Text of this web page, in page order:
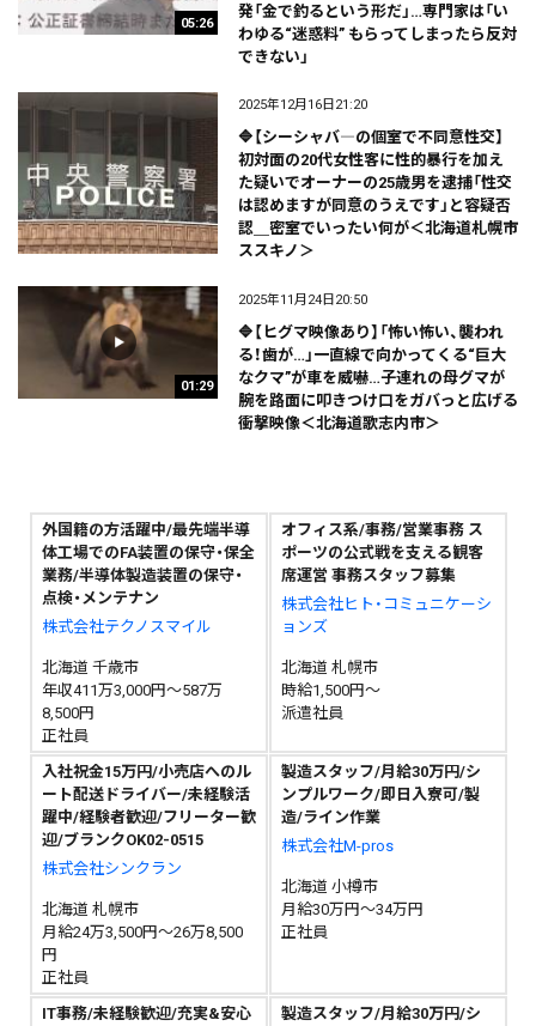
05:26
発「金で釣るという形だ」…専門家は「い
わゆる“迷惑料” もらってしまったら反対
できない」
2025年12月16日21:20
🔷【シーシャバ―の個室で不同意性交】
初対面の20代女性客に性的暴行を加え
た疑いでオーナーの25歳男を逮捕「性交
は認めますが同意のうえです」と容疑否
認＿密室でいったい何が＜北海道札幌市
ススキノ＞
01:29
2025年11月24日20:50
🔷【ヒグマ映像あり】「怖い怖い、襲われ
る！歯が…」一直線で向かってくる“巨大
なクマ”が車を威嚇…子連れの母グマが
腕を路面に叩きつけ口をガバっと広げる
衝撃映像＜北海道歌志内市＞
外国籍の方活躍中/最先端半導
体工場でのFA装置の保守・保全
業務/半導体製造装置の保守・
点検・メンテナン
株式会社テクノスマイル
北海道 千歳市
年収411万3,000円～587万
8,500円
正社員
オフィス系/事務/営業事務 ス
ポーツの公式戦を支える観客
席運営 事務スタッフ募集
株式会社ヒト・コミュニケーシ
ョンズ
北海道 札幌市
時給1,500円～
派遣社員
入社祝金15万円/小売店へのル
ート配送ドライバー/未経験活
躍中/経験者歓迎/フリーター歓
迎/ブランクOK02-0515
株式会社シンクラン
北海道 札幌市
月給24万3,500円～26万8,500
円
正社員
製造スタッフ/月給30万円/シ
ンプルワーク/即日入寮可/製
造/ライン作業
株式会社M-pros
北海道 小樽市
月給30万円～34万円
正社員
IT事務/未経験歓迎/充実&安心 製造スタッフ/月給30万円/シ